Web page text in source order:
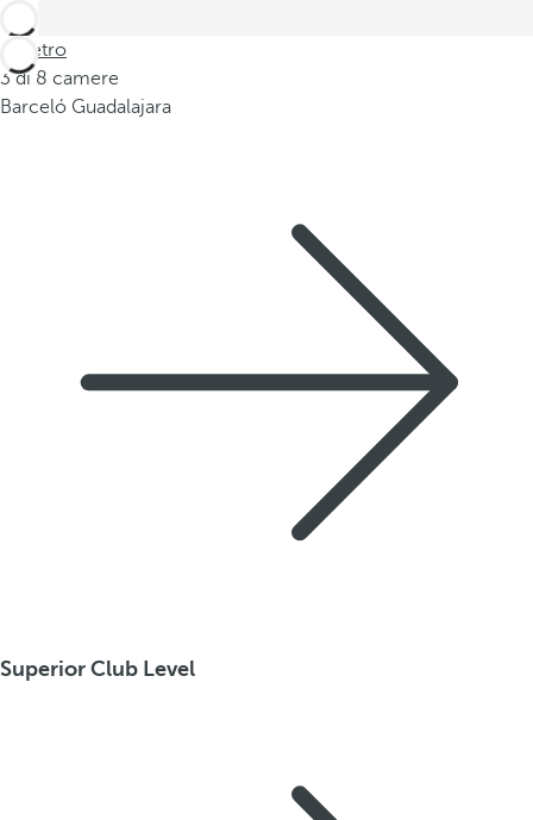
Indietro
3 di 8 camere
Barceló Guadalajara
Superior Club Level